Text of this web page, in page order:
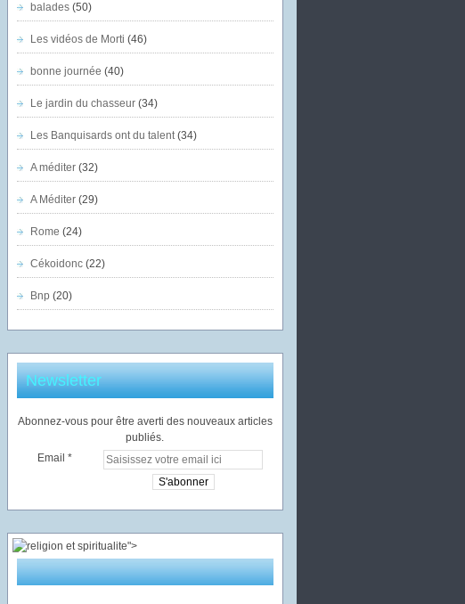
balades(50)
Les vidéos de Morti (46)
bonne journée (40)
Le jardin du chasseur(34)
Les Banquisards ont du talent(34)
A méditer(32)
A Méditer(29)
Rome (24)
Cékoidonc(22)
Bnp (20)
Newsletter
Abonnez-vous pour être averti des nouveaux articles
publiés.
Email
">